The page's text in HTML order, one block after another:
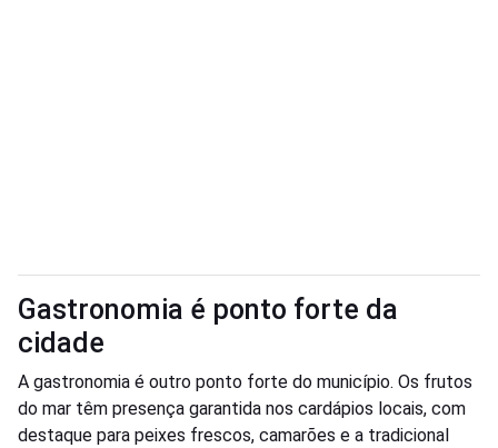
Gastronomia é ponto forte da
cidade
A gastronomia é outro ponto forte do município. Os frutos
do mar têm presença garantida nos cardápios locais, com
destaque para peixes frescos, camarões e a tradicional